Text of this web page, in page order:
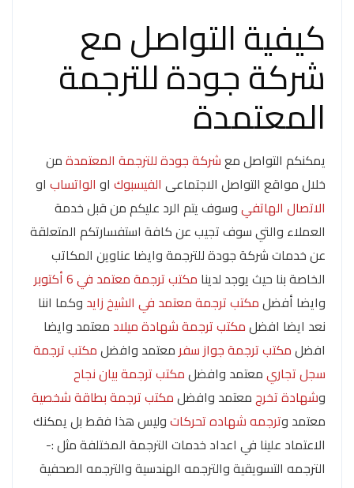
كيفية التواصل مع
شركة جودة للترجمة
المعتمدة
يمكنكم التواصل معشركة جودة للترجمة المعتمدةمن
خلال مواقع التواصل الاجتماعى الفيسبوك او الواتساب او
الاتصال الهاتفيوسوف يتم الرد عليكم من قبل خدمة
العملاء والتي سوف تجيب عن كافة استفسارتكم المتعلقة
عن خدمات شركة جودة للترجمة وايضا عناوين المكاتب
الخاصة بنا حيث يوجد لدينا مكتب ترجمة معتمد في 6 أكتوبر
وايضا أفضلمكتب ترجمة معتمد في الشيخ زايد وكما اننا
نعد ايضا افضلمكتب ترجمة شهادة ميلاد معتمد وايضا
افضلمكتب ترجمة جواز سفر معتمد وافضلمكتب ترجمة
سجل تجاريمعتمد وافضلمكتب ترجمة بيان نجاح
وشهادة تخرجمعتمد وافضلمكتب ترجمة بطاقة شخصية
معتمد وترجمه شهاده تحركاتوليس هذا فقط بل يمكنك
الاعتماد علينا في اعداد خدمات الترجمة المختلفة مثل :-
الترجمه التسويقية والترجمه الهندسية والترجمه الصحفية